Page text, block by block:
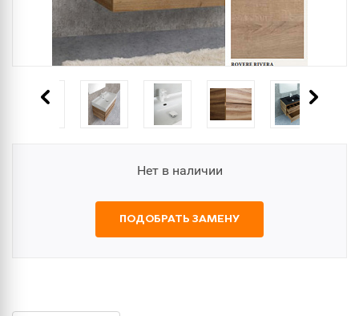
Нет в наличии
ПОДОБРАТЬ ЗАМЕНУ